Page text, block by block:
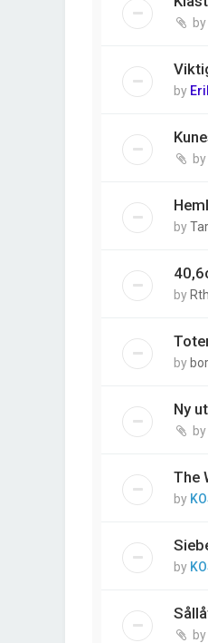
by
by
by
by
by Rth
by
Ny
by
The
by
by
by